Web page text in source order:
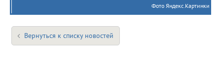
Фото Яндекс.Картинки
Вернуться к списку новостей